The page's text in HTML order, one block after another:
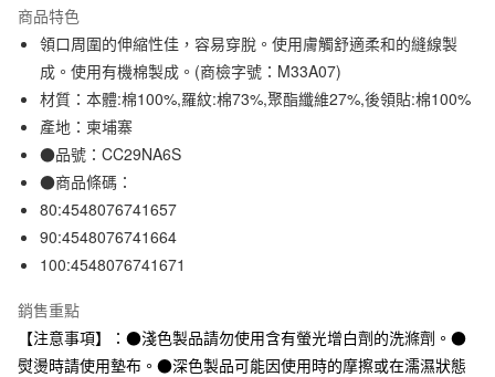
信用卡分期付款
3 期 0 利率 每期NT$157
合作金庫商業銀行
第一商業銀行
華南商業銀行
上海商業儲蓄銀行
臺灣中小企業銀行
匯豐（台灣）商業銀行
聯邦商業銀行
元大商業銀行
台新國際商業銀行
台灣樂天信用卡公司
超商取貨付款
LINE Pay
Apple Pay
街口支付
悠遊付
運送方式
全家取貨付款
商品特色
領口周圍的伸縮性佳，容易穿脫。使用膚觸舒適柔和的縫線製
成。使用有機棉製成。(商檢字號：M33A07)
材質：本體:棉100%,羅紋:棉73%,聚酯纖維27%,後領貼:棉100%
產地：柬埔寨
●品號：CC29NA6S
●商品條碼：
80:4548076741657
90:4548076741664
100:4548076741671
銷售重點
【注意事項】：●淺色製品請勿使用含有螢光增白劑的洗滌劑。●
熨燙時請使用墊布。●深色製品可能因使用時的摩擦或在濡濕狀態